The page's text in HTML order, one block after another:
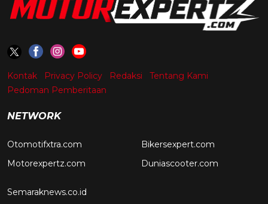
Kontak Privacy Policy Redaksi
Tentang Kami
Pedoman Pemberitaan
NETWORK
Otomotifxtra.com
Motorexpertz.com
Bikersexpert.com
Duniascooter.com
Semaraknews.co.id